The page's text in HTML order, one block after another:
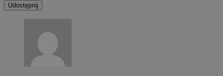
Udostępnij